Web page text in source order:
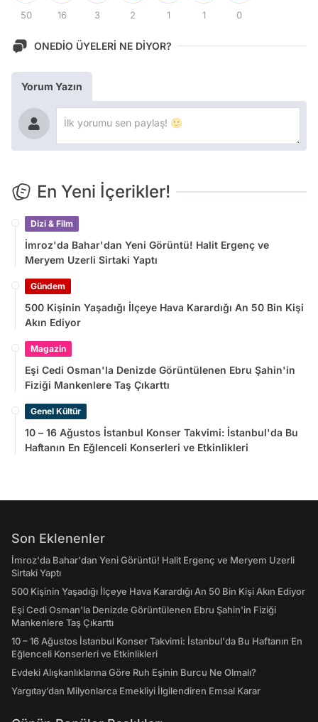
50 16 3 2 1 1 0
ONEDİO ÜYELERİ NE DİYOR?
Yorum Yazın
En Yeni İçerikler!
Dizi & Film
İmroz'da Bahar'dan Yeni Görüntü! Halit Ergenç ve
Meryem Uzerli Sirtaki Yaptı
Gündem
500 Kişinin Yaşadığı İlçeye Hava Karardığı An 50 Bin Kişi
Akın Ediyor
Magazin
Eşi Cedi Osman'la Denizde Görüntülenen Ebru Şahin'in
Fiziği Mankenlere Taş Çıkarttı
Genel Kültür
10 – 16 Ağustos İstanbul Konser Takvimi: İstanbul'da Bu
Haftanın En Eğlenceli Konserleri ve Etkinlikleri
Son Eklenenler
İmroz'da Bahar'dan Yeni Görüntü! Halit Ergenç ve Meryem Uzerli
Sirtaki Yaptı
500 Kişinin Yaşadığı İlçeye Hava Karardığı An 50 Bin Kişi Akın Ediyor
Eşi Cedi Osman'la Denizde Görüntülenen Ebru Şahin'in Fiziği
Mankenlere Taş Çıkarttı
10 – 16 Ağustos İstanbul Konser Takvimi: İstanbul'da Bu Haftanın En
Eğlenceli Konserleri ve Etkinlikleri
Evdeki Alışkanlıklarına Göre Ruh Eşinin Burcu Ne Olmalı?
Yargıtay’dan Milyonlarca Emekliyi İlgilendiren Emsal Karar